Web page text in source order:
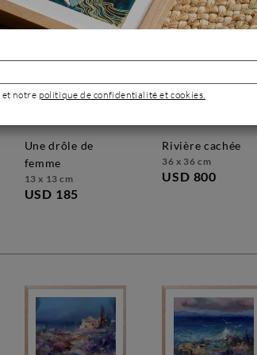
une drôle de
femme
13 x 13 cm
USD 185
rivière cachée
36 x 36 cm
USD 800
et notre politique de confidentialité et cookies.